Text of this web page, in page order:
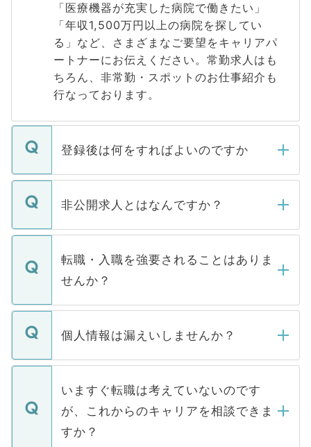
「医療機器が充実した病院で働きたい」
「年収1,500万円以上の病院を探してい
る」など、さまざまなご要望をキャリアパ
ートナーにお伝えください。常勤求人はも
ちろん、非常勤・スポットのお仕事紹介も
行なっております。
登録後は何をすればよいのですか
ご登録いただきましたら、弊社担当者がご
登録内容を確認し、その後メールもしくは
ます。通常、5営業日以内にはご連絡をせて
いただきますので、しばらくお待ちくださ
非公開求人とはなんですか？
マイナビDOCTORで取り扱っている求人の
うち約3割は、Webサイトからご覧いただ
けない「非公開求人」です。非公開求人は
下記の理由によって、一般には公開してい
ません。
■応募殺到を避けるため 人気のある医療機
関を公にしてしまうと、応募が殺到する場
に、医療機関が求める条件に合った人材の
みを人材紹介会社に依頼するケースが増え
ています。
転職・入職を強要されることはありま
せんか？
転職・入職を強要することは一切ありませ
ん。また、仮に応募先から内定をいただい
定を承諾する必要はありません。内定先へ
の辞退の連絡はキャリアパートナーが行い
個人情報は漏えいしませんか？
個人情報が漏えいすることはありませんの
で、ご安心ください。当サイトからの登録
などで収集したご登録者様の個人情報は、
ご本人のキャリアアップおよび転職活動の
支援を目的に使用いたします。お預かりし
いますぐ転職は考えていないのです
が、これからのキャリアを相談できま
すか？